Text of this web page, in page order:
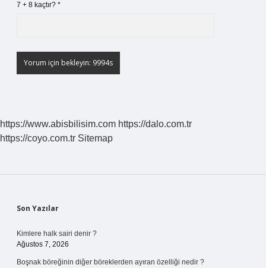
7 + 8 kaçtır? *
https://www.abisbilisim.com https://dalo.com.tr
https://coyo.com.tr Sitemap
Sidebar
Son Yazılar
Kimlere halk sairi denir ?
Ağustos 7, 2026
Boşnak böreğinin diğer böreklerden ayıran özelliği nedir ?